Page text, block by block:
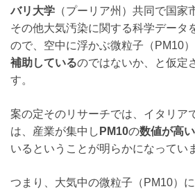
バリ 大学 （プーリア州）共同で国家
その他大気汚染に関する科学データ
ので、空中に浮かぶ微粒子（PM10
補助しているのではないか、と仮定
す。
案の定そのリサーチでは、イタリア
は、産業が集中し PM10の数値が高
いるということが明らかになってい
つまり、大気中の微粒子（PM10）